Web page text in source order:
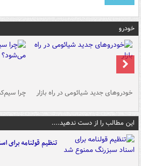
خودرو
خودروهای جدید شیائومی در راه بازار چرا
این مطالب را از دست ندهید....
تنظیم قولنامه برای